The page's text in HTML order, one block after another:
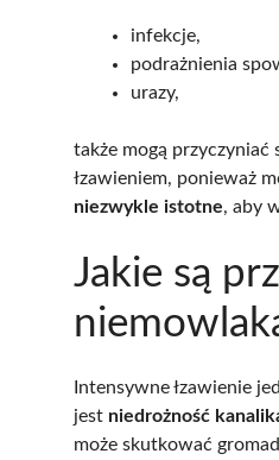
infekcje,
podrażnienia
urazy,
także mogą
łzawieniem, ponieważ
niezwykle istotne, aby
Jakie są
Intensywne łzawienie
jest niedrożność
może skutkować